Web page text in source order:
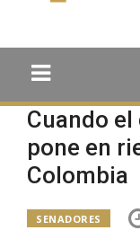
Cuando
pone en
Colombia
SENADORES